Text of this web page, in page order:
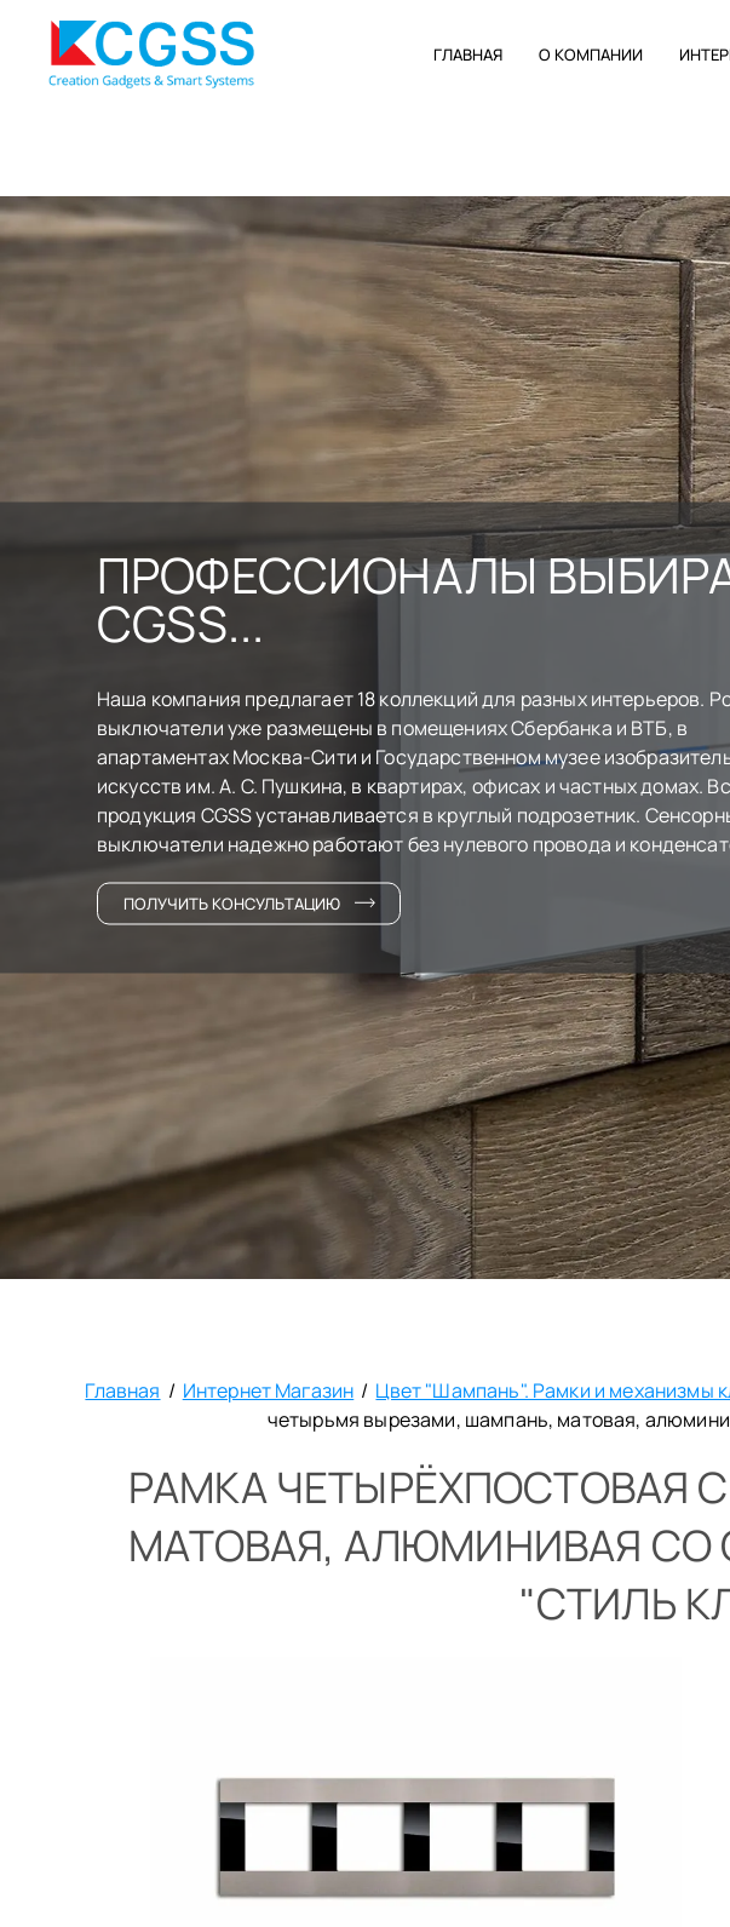
ГЛАВНАЯ О КОМПАНИИ
ПРОФЕССИОНАЛЫ
CGSS...
Наша компания предлагает 18 коллекций для разных интерьеров.
выключатели уже размещены в помещениях Сбербанка и ВТБ, в
апартаментах Москва-Сити и Государственном музее
искусств им. А. С. Пушкина, в квартирах, офисах и частных домах.
продукция CGSS устанавливается в круглый подрозетник.
выключатели надежно работают без нулевого провода и
ПОЛУЧИТЬ КОНСУЛЬТАЦИЮ
Главная / Интернет Магазин / Цвет "Шампань". Рамки и механизмы
четырьмя вырезами, шампань, матовая,
РАМКА ЧЕТЫРЁХПОСТОВАЯ
МАТОВАЯ, АЛЮМИНИВАЯ СО
"СТИЛЬ